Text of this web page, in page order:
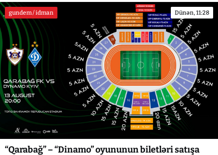
gundem / idman Dünən, 11:28
“Qarabağ” – “Dinamo” oyununun biletləri satışa